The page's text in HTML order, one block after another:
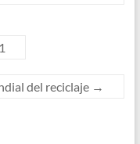
del reciclaje →